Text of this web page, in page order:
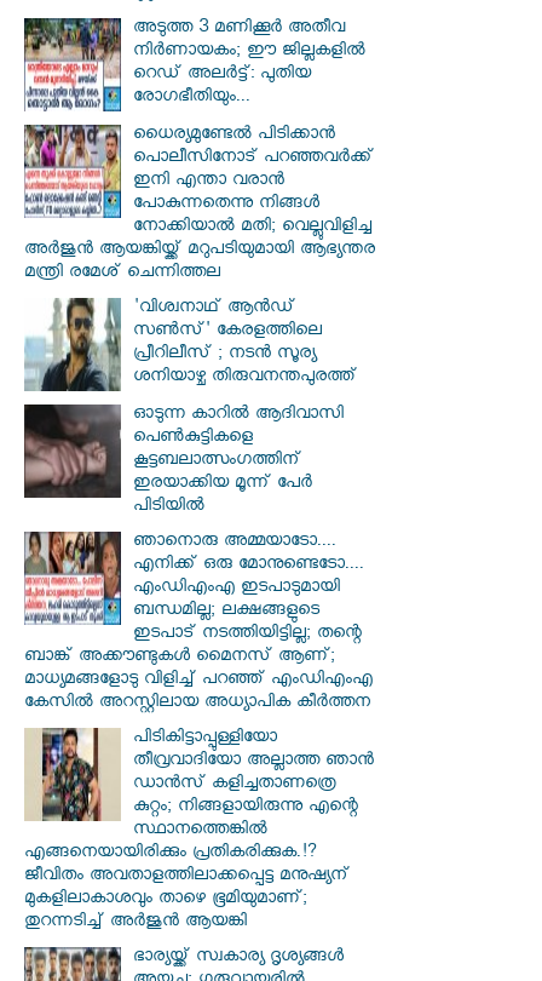
അടുത്ത 3 മണിക്കൂർ അതീവ
നിർണായകം; ഈ ജില്ലകളിൽ
റെഡ് അലർട്ട്: പുതിയ
രോഗഭീതിയും...
ധൈര്യമുണ്ടേൽ പിടിക്കാൻ
പൊലീസിനോട് പറഞ്ഞവർക്ക്
ഇനി എന്താ വരാൻ
പോകുന്നതെന്നു നിങ്ങൾ
നോക്കിയാൽ മതി; വെല്ലുവിളിച്ച
അർജുൻ ആയങ്കിയ്ക്ക് മറുപടിയുമായി ആഭ്യന്തര
മന്ത്രി രമേശ് ചെന്നിത്തല
'വിശ്വനാഥ് ആന്‍ഡ്
സണ്‍സ്' കേരളത്തിലെ
പ്രീറിലീസ് ; നടന്‍ സൂര്യ
ശനിയാഴ്ച തിരുവനന്തപുരത്ത്
ഓടുന്ന കാറില്‍ ആദിവാസി
പെണ്‍കുട്ടികളെ
കൂട്ടബലാത്സംഗത്തിന്
ഇരയാക്കിയ മൂന്ന് പേര്‍
പിടിയില്‍
ഞാനൊരു അമ്മയാടോ....
എനിക്ക് ഒരു മോനുണ്ടെടോ....
എംഡിഎംഎ ഇടപാടുമായി
ബന്ധമില്ല; ലക്ഷങ്ങളുടെ
ഇടപാട് നടത്തിയിട്ടില്ല; തന്റെ
ബാങ്ക് അക്കൗണ്ടുകൾ മൈനസ് ആണ്;
മാധ്യമങ്ങളോടു വിളിച്ച് പറഞ്ഞ് എംഡിഎംഎ
കേസിൽ അറസ്റ്റിലായ അധ്യാപിക കീർത്തന
പിടികിട്ടാപ്പുള്ളിയോ
തീവ്രവാദിയോ അല്ലാത്ത ഞാൻ
ഡാൻസ് കളിച്ചതാണത്രെ
കുറ്റം; നിങ്ങളായിരുന്നു എന്റെ
സ്ഥാനത്തെങ്കിൽ
എങ്ങനെയായിരിക്കും പ്രതികരിക്കുക.!?
ജീവിതം അവതാളത്തിലാക്കപ്പെട്ട മനുഷ്യന്
മുകളിലാകാശവും താഴെ ഭൂമിയുമാണ്;
തുറന്നടിച്ച് അർജുൻ ആയങ്കി
ഭാര്യയ്ക്ക് സ്വകാര്യ ദൃശ്യങ്ങൾ